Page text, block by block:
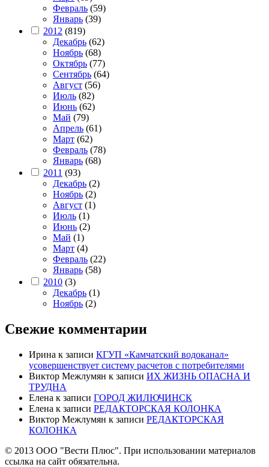
Февраль (59)
Январь (39)
2012 (819)
Декабрь (62)
Ноябрь (68)
Октябрь (77)
Сентябрь (64)
Август (56)
Июль (82)
Июнь (62)
Май (79)
Апрель (61)
Март (62)
Февраль (78)
Январь (68)
2011 (93)
Декабрь (2)
Ноябрь (2)
Август (1)
Июль (1)
Июнь (2)
Май (1)
Март (4)
Февраль (22)
Январь (58)
2010 (3)
Декабрь (1)
Ноябрь (2)
Свежие комментарии
Ирина к записи КГУП «Камчатский водоканал»
усовершенствует систему расчетов с потребителями
Виктор Межлумян к записи ИХ ЖИЗНЬ ОПАСНА И
ТРУДНА
Елена к записи ГОРОД ЖИЛЮЧИНСК
Елена к записи РЕДАКТОРСКАЯ КОЛОНКА
Виктор Межлумян к записи РЕДАКТОРСКАЯ
КОЛОНКА
© 2013 ООО "Вести Плюс". При использовании материалов
ссылка на сайт обязательна.